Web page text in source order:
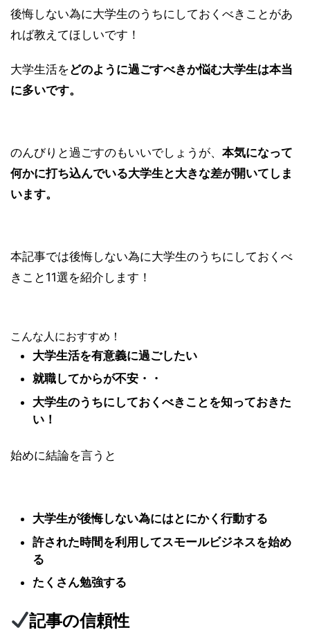
後悔しない為に大学生のうちにしておくべきことがあ
れば教えてほしいです！
大学生活をどのように過ごすべきか悩む大学生は本当
に多いです。
のんびりと過ごすのもいいでしょうが、 本気になって
何かに打ち込んでいる大学生と大きな差が開いてしま
います。
本記事では後悔しない為に大学生のうちにしておくべ
きこと11選を紹介します！
こんな人におすすめ！
大学生活を有意義に過ごしたい
就職してからが不安・・
大学生のうちにしておくべきことを知っておきた
い！
始めに結論を言うと
大学生が後悔しない為にはとにかく行動する
許された時間を利用してスモールビジネスを始め
る
たくさん勉強する
記事の信頼性